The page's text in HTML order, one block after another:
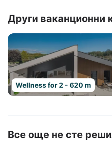
Други ваканционни
Wellness for 2 - 620 m
Все още не сте